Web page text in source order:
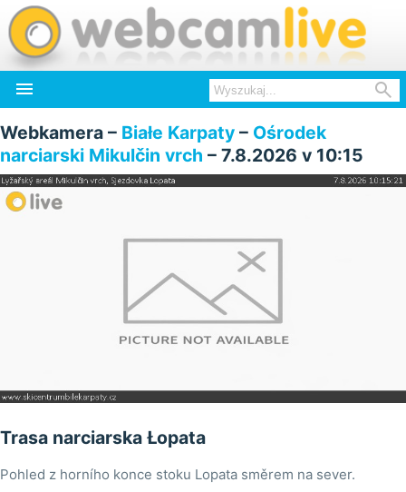
 
Webkamera – Białe Karpaty – Ośrodek
narciarski Mikulčin vrch – 7.8.2026 v 10:15
Trasa narciarska Łopata
Pohled z horního konce stoku Lopata směrem na sever.